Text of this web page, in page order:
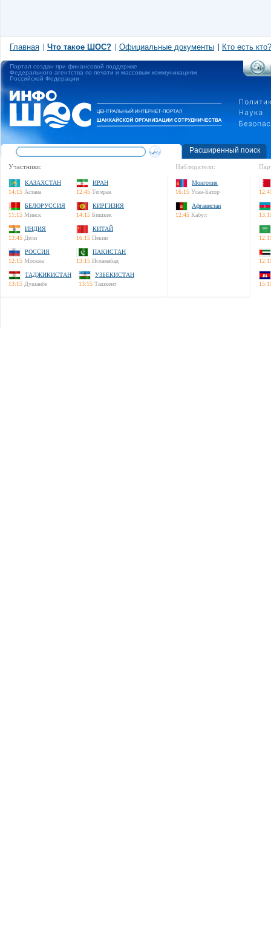
Главная Что такое ШОС? Официальные документы Кто есть кто?
Портал создан при финансовой поддержке
Федерального агентства по печати и массовым коммуникациям
Российской Федерации
Расширенный поиск
Участники:
КАЗАХСТАН
14:15 Астана
ИРАН
12:45 Тегеран
БЕЛОРУССИЯ
11:15 Минск
КИРГИЗИЯ
14:15 Бишкек
ИНДИЯ
13:45 Дели
КИТАЙ
16:15 Пекин
РОССИЯ
12:15 Москва
ПАКИСТАН
13:15 Исламабад
ТАДЖИКИСТАН
13:15 Душанбе
УЗБЕКИСТАН
13:15 Ташкент
Наблюдатели:
Монголия
16:15 Улан-Батор
Афганистан
12:45 Кабул